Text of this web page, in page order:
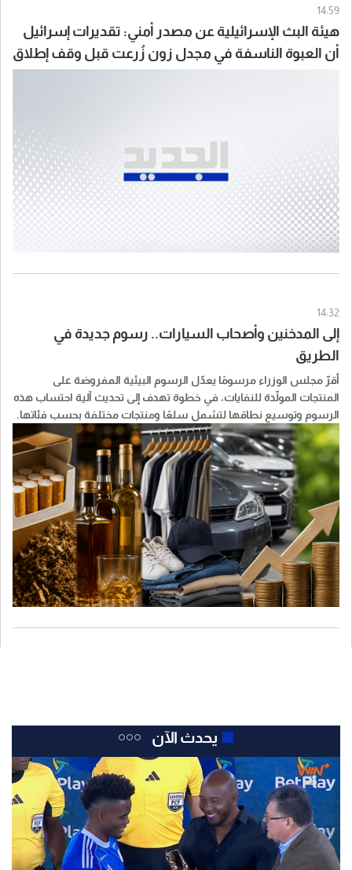
14:59
هيئة البث الإسرائيلية عن مصدر أمني: تقديرات إسرائيل
أن العبوة الناسفة في مجدل زون زُرعت قبل وقف إطلاق
14:32
إلى المدخنين وأصحاب السيارات.. رسوم جديدة في
الطريق
أقرّ مجلس الوزراء مرسومًا يعدّل الرسوم البيئية المفروضة على
المنتجات المولّدة للنفايات، في خطوة تهدف إلى تحديث آلية احتساب هذه
الرسوم وتوسيع نطاقها لتشمل سلعًا ومنتجات مختلفة بحسب فئاتها.
يحدث الآن